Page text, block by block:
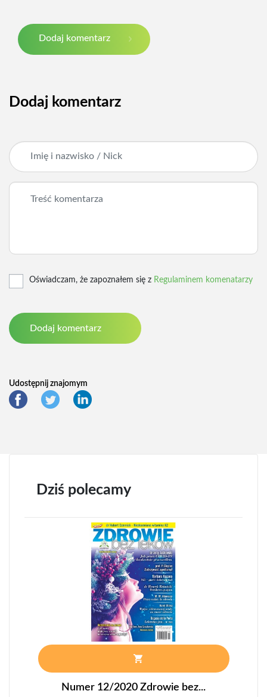
Dziś polecamy
Numer 12/2020 Zdrowie bez...
Dodaj komentarz
Dodaj komentarz
Oświadczam, że zapoznałem się z Regulaminem komenatarzy
Udostępnij znajomym